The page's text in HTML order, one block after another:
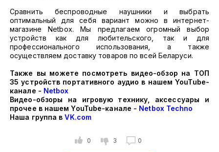
Сравнить беспроводные наушники и выбрать
оптимальный для себя вариант можно в интернет-
магазине Netbox. Мы предлагаем огромный выбор
устройств как для любительского, так и для
профессионального использования, а также
осуществляем доставку товаров по всей Беларуси.
Также вы можете посмотреть видео-обзор на ТОП
35 устройств портативного аудио в нашем YouTube-
канале - Netbox
Видео-обзоры на игровую технику, аксессуары и
прочее в нашем YouTube-канале - Netbox Techno
Наша группа вVK.com
0 3 0